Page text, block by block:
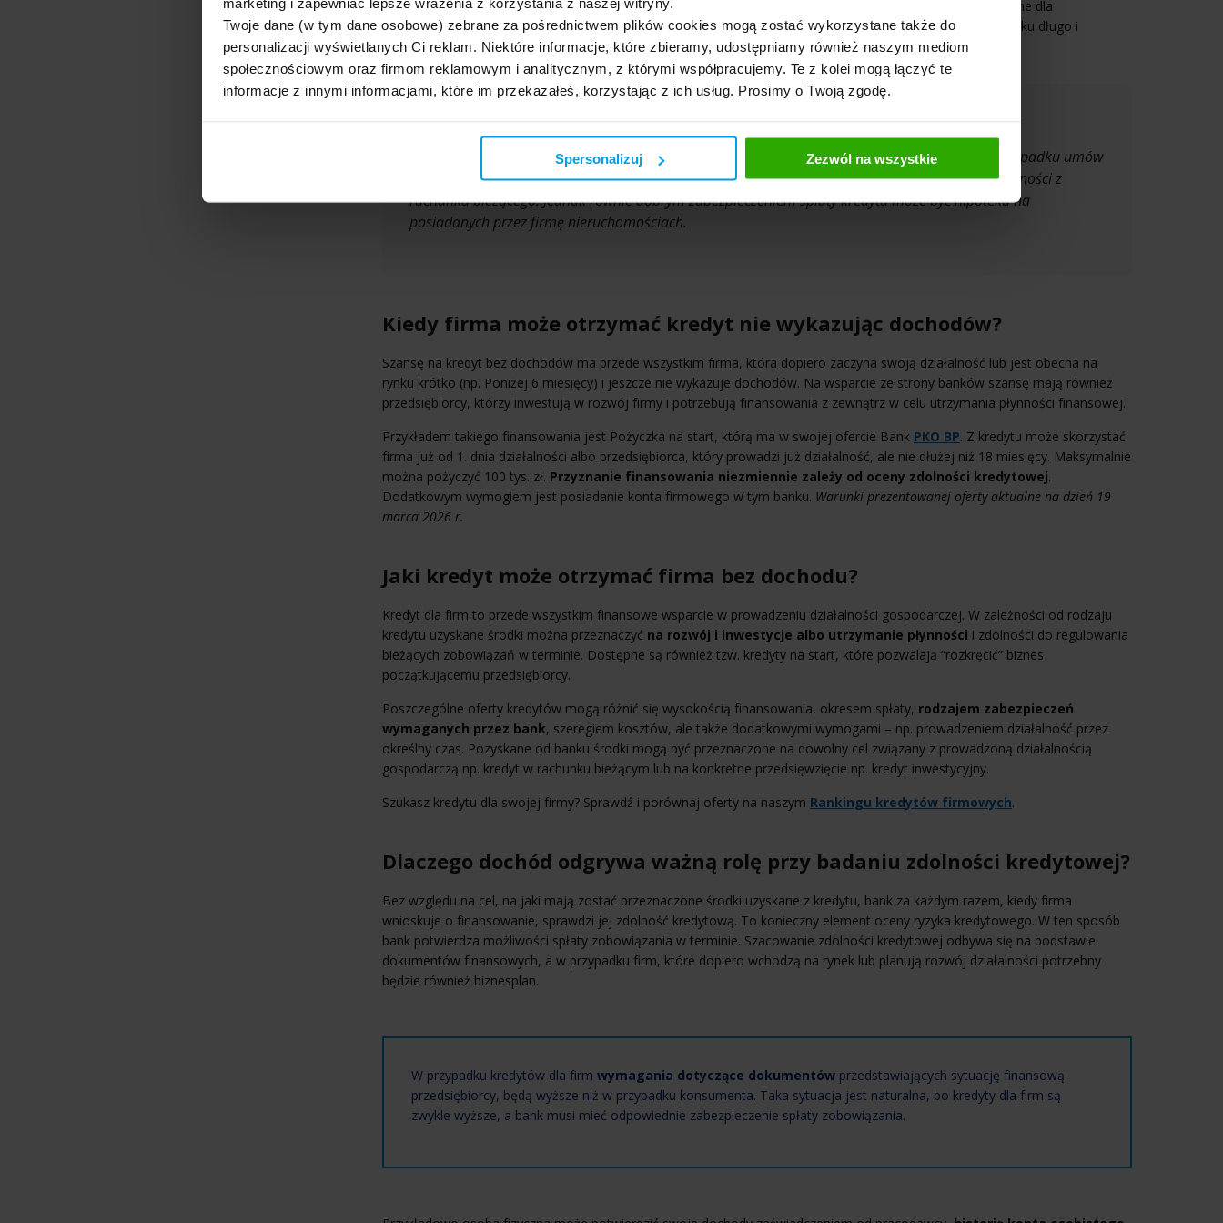
Twoje dane (w tym dane osobowe) zebrane za pośrednictwem plików cookies mogą zostać wykorzystane także do
personalizacji wyświetlanych Ci reklam. Niektóre informacje, które zbieramy, udostępniamy również naszym mediom
społecznościowym oraz firmom reklamowym i analitycznym, z którymi współpracujemy. Te z kolei mogą łączyć te
informacje z innymi informacjami, które im przekazałeś, korzystając z ich usług. Prosimy o Twoją zgodę.
Spersonalizuj Zezwól na wszystkie
liczy się także potencjał rozwoju firmy. Ocena zdolności kredytowej i warunki uzyskania kredytu będą inne dla
przedsiębiorcy, który prowadzi swoją działalność krótko np. poniżej 6 miesięcy a inne, kiedy firma jest na rynku długo i
zamierza dalej inwestować w swój rozwój i poszerzać działalność.
Pomocne w uzyskaniu finansowania może być również odpowiednie zabezpieczenie. Bank w przypadku umów
kredytowych najczęściej wymaga weksla in blanco albo podpisania zgody na potrącenie wierzytelności z
rachunku bieżącego. Jednak równie dobrym zabezpieczeniem spłaty kredytu może być hipoteka na
posiadanych przez firmę nieruchomościach.
Kiedy firma może otrzymać kredyt nie wykazując dochodów?
Szansę na kredyt bez dochodów ma przede wszystkim firma, która dopiero zaczyna swoją działalność lub jest obecna na
rynku krótko (np. Poniżej 6 miesięcy) i jeszcze nie wykazuje dochodów. Na wsparcie ze strony banków szansę mają również
przedsiębiorcy, którzy inwestują w rozwój firmy i potrzebują finansowania z zewnątrz w celu utrzymania płynności finansowej.
Przykładem takiego finansowania jest Pożyczka na start, którą ma w swojej ofercie Bank PKO BP. Z kredytu może skorzystać
firma już od 1. dnia działalności albo przedsiębiorca, który prowadzi już działalność, ale nie dłużej niż 18 miesięcy. Maksymalnie
można pożyczyć 100 tys. zł. Przyznanie finansowania niezmiennie zależy od oceny zdolności kredytowej.
Dodatkowym wymogiem jest posiadanie konta firmowego w tym banku. Warunki prezentowanej oferty aktualne na dzień 19
marca 2026 r.
Jaki kredyt może otrzymać firma bez dochodu?
Kredyt dla firm to przede wszystkim finansowe wsparcie w prowadzeniu działalności gospodarczej. W zależności od rodzaju
kredytu uzyskane środki można przeznaczyć na rozwój i inwestycje albo utrzymanie płynności i zdolności do regulowania
bieżących zobowiązań w terminie. Dostępne są również tzw. kredyty na start, które pozwalają “rozkręcić” biznes
początkującemu przedsiębiorcy.
Poszczególne oferty kredytów mogą różnić się wysokością finansowania, okresem spłaty, rodzajem zabezpieczeń
wymaganych przez bank, szeregiem kosztów, ale także dodatkowymi wymogami – np. prowadzeniem działalność przez
określny czas. Pozyskane od banku środki mogą być przeznaczone na dowolny cel związany z prowadzoną działalnością
gospodarczą np. kredyt w rachunku bieżącym lub na konkretne przedsięwzięcie np. kredyt inwestycyjny.
Szukasz kredytu dla swojej firmy? Sprawdź i porównaj oferty na naszym Rankingu kredytów firmowych.
Dlaczego dochód odgrywa ważną rolę przy badaniu zdolności kredytowej?
Bez względu na cel, na jaki mają zostać przeznaczone środki uzyskane z kredytu, bank za każdym razem, kiedy firma
wnioskuje o finansowanie, sprawdzi jej zdolność kredytową. To konieczny element oceny ryzyka kredytowego. W ten sposób
bank potwierdza możliwości spłaty zobowiązania w terminie. Szacowanie zdolności kredytowej odbywa się na podstawie
dokumentów finansowych, a w przypadku firm, które dopiero wchodzą na rynek lub planują rozwój działalności potrzebny
będzie również biznesplan.
W przypadku kredytów dla firm wymagania dotyczące dokumentów przedstawiających sytuację finansową
przedsiębiorcy, będą wyższe niż w przypadku konsumenta. Taka sytuacja jest naturalna, bo kredyty dla firm są
zwykle wyższe, a bank musi mieć odpowiednie zabezpieczenie spłaty zobowiązania.